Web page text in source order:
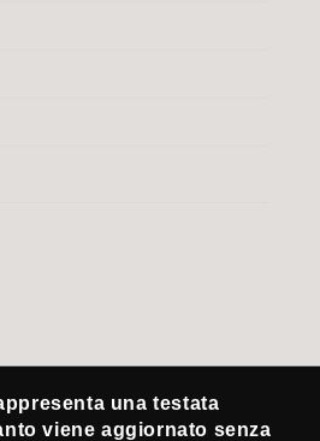
una testata
viene aggiornato senza